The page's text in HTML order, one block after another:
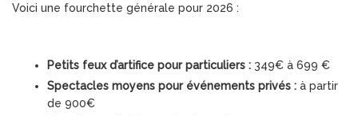
Voici une fourchette générale pour 2026 :
Petits feux d’artifice pour particuliers : 349€ à 699 €
Spectacles moyens pour événements privés : à partir
de 900€